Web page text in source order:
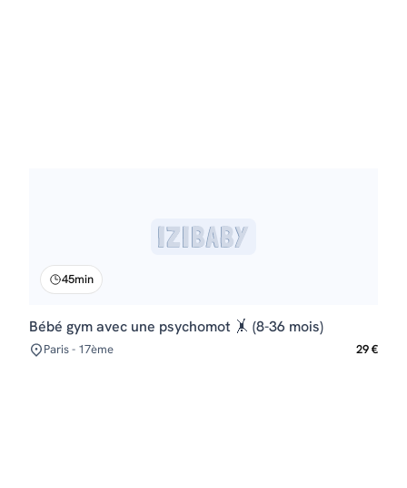
45min
Bébé gym avec une psychomot 🤸 (8-36 mois)
Paris - 17ème 29 €